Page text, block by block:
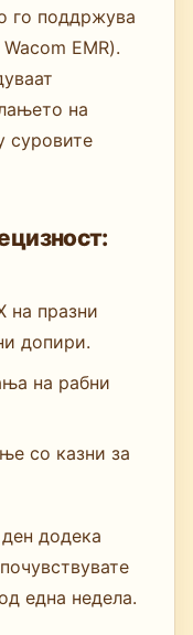
го поддржува
EMR).
на
суровите
на празни
допири.
на рабни
со казни за
додека
една недела.